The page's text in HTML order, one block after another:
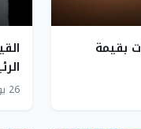
بقيمة
26 يوليو 2026